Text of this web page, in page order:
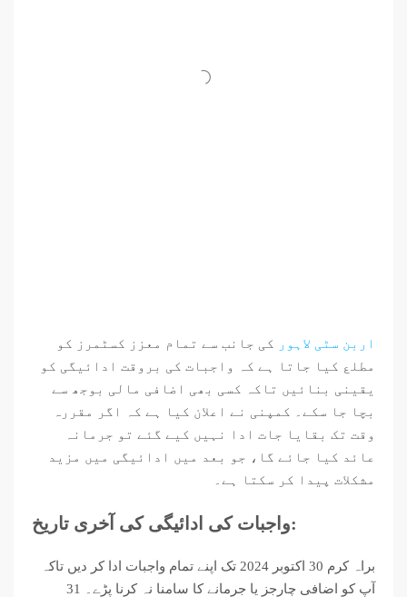
اربن سٹی لاہور
کی جانب سے تمام معزز کسٹمرز کو
مطلع کیا جاتا ہے کہ واجبات کی بروقت ادائیگی کو
یقینی بنائیں تاکہ کسی بھی اضافی مالی بوجھ سے
بچا جا سکے۔ کمپنی نے اعلان کیا ہے کہ اگر مقررہ
وقت تک بقایا جات ادا نہیں کیے گئے تو جرمانہ
عائد کیا جائے گا، جو بعد میں ادائیگی میں مزید
مشکلات پیدا کر سکتا ہے۔
واجبات کی ادائیگی کی آخری تاریخ:
براہ کرم 30 اکتوبر 2024 تک اپنے تمام واجبات ادا کر دیں تاکہ
آپ کو اضافی چارجز یا جرمانے کا سامنا نہ کرنا پڑے۔ 31